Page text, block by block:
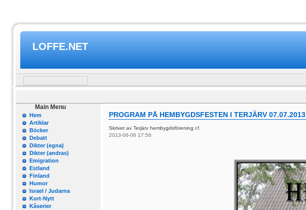
LOFFE.NET
Main Menu
Hem
Artiklar
Böcker
Debatt
Dikter (egna)
Dikter (andras)
Emigration
Estland
Finland
Humor
Israel / Judarna
Kort-Nytt
Kåserier
PROGRAM PÅ HEMBYGDSFESTEN I TERJÄRV 07.07.2013
Skrivet av Terjärv hembygdsförening r.f.
2013-06-06 17:56